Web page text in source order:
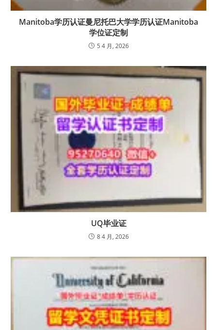
Manitoba学历认证曼尼托巴大学学历认证Manitoba
学位证定制
5 4 月, 2026
UQ毕业证
8 4 月, 2026